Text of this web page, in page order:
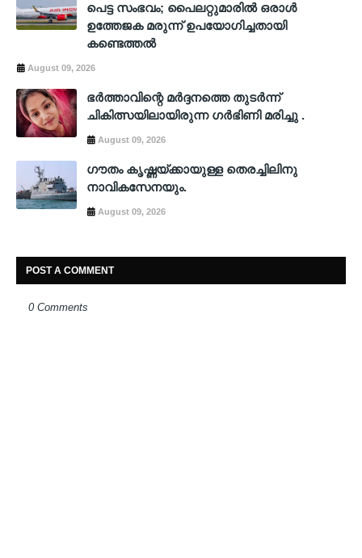
പെട്ട സംഭവം; പൈലറ്റുമാരിൽ ഒരാൾ
ഉത്തേജക മരുന്ന് ഉപയോഗിച്ചതായി
കണ്ടെത്തൽ
August 09, 2026
ഭർത്താവിന്റെ മർദ്ദനത്തെ തുടർന്ന്
ചികിത്സയിലായിരുന്ന ഗർഭിണി മരിച്ചു .
August 09, 2026
ഗൗതം കൃഷ്ണയ്ക്കായുള്ള തെരച്ചിലിനു
നാവികസേനയും.
August 09, 2026
POST A COMMENT
0 Comments